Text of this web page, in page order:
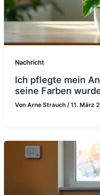
Nachricht
Ich pflegte mein
seine Farben
Von Arne Strauch /11. März